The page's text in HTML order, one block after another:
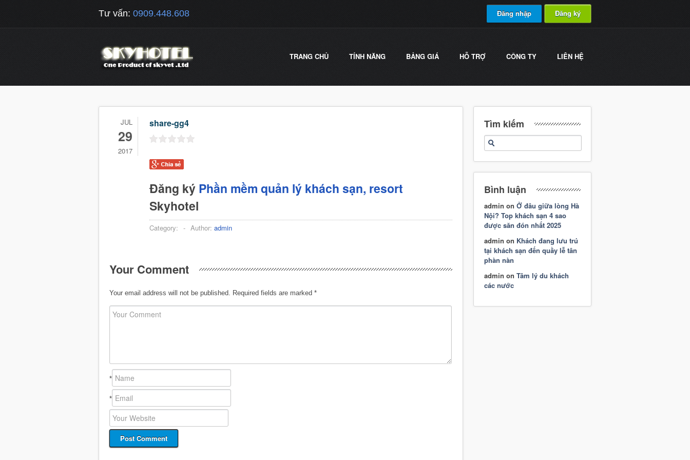
Tư vấn: 0909.448.608 Đăng nhập Đăng ký
TRANG CHỦ TÍNH NĂNG BẢNG GIÁ HỖ TRỢ CÔNG TY LIÊN HỆ
JUL
29
2017
share-gg4
Đăng ký Phần mềm quản lý khách sạn, resort
Skyhotel
Category: - Author: admin
Your Comment
Your email address will not be published. Required fields are marked *
*
*
Tìm kiếm
Bình luận
admin on Ở đâu giữa lòng Hà
Nội? Top khách sạn 4 sao
được săn đón nhất 2025
admin on Khách đang lưu trú
tại khách sạn đến quầy lễ tân
phàn nàn
admin on Tâm lý du khách
các nước